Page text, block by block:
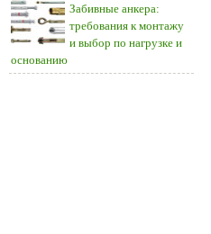
Забивные анкера:
требования к монтажу
и выбор по нагрузке и
основанию